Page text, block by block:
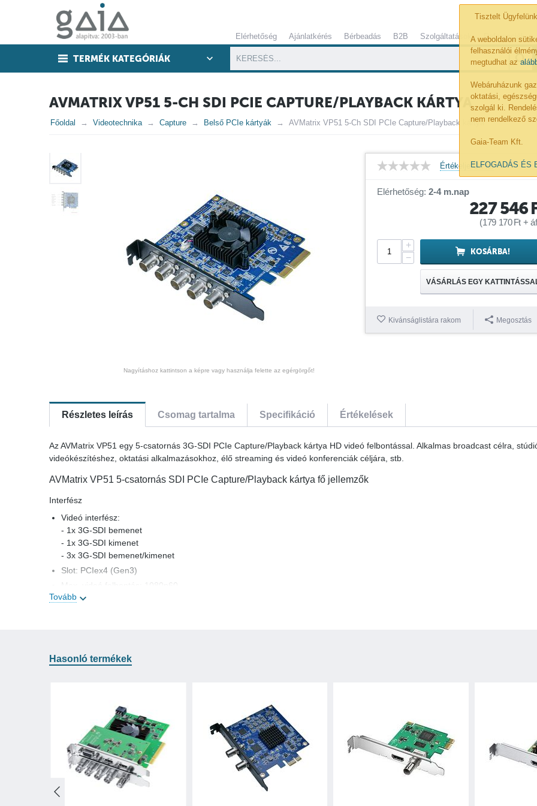
Tisztelt
A weboldalon
felhasználói
megtudhat az
Webáruházunk
oktatási,
szolgál ki.
nem rendelkező
Gaia-Team Kft.
ELFOGADÁS ÉS
Elérhetőség Ajánlatkérés Bérbeadás B2B Szolgáltatások Referenciák
TERMÉK KATEGÓRIÁK
AVMATRIX VP51 5-CH SDI PCIE CAPTURE/PLAYBACK KÁRTYA
Főoldal Videotechnika Capture Belső PCIe kártyák AVMatrix VP51 5-Ch SDI PCIe Capture/Playback kártya
Nagyításhoz kattintson a képre vagy használja felette az egérgörgőt!
Értékelje Ön is!
Elérhetőség:2-4 m.nap
227 546
(179 170Ft +
+
−
KOSÁRBA!
VÁSÁRLÁS EGY
Kivánságlistára rakom Megosztás
Részletes leírás Csomag tartalma Specifikáció Értékelések
Az AVMatrix VP51 egy 5-csatornás 3G-SDI PCIe Capture/Playback kártya HD videó felbontással. Alkalmas broadcast célra,
videókészítéshez, oktatási alkalmazásokhoz, élő streaming és videó konferenciák céljára, stb.
AVMatrix VP51 5-csatornás SDI PCIe Capture/Playback kártya fő jellemzők
Interfész
Videó interfész:
- 1x 3G-SDI bemenet
- 1x 3G-SDI kimenet
- 3x 3G-SDI bemenet/kimenet
Slot: PCIex4 (Gen3)
Max. videó felbontás: 1080p60
Funkciók
SDK támogatás
Tovább
Hasonló termékek